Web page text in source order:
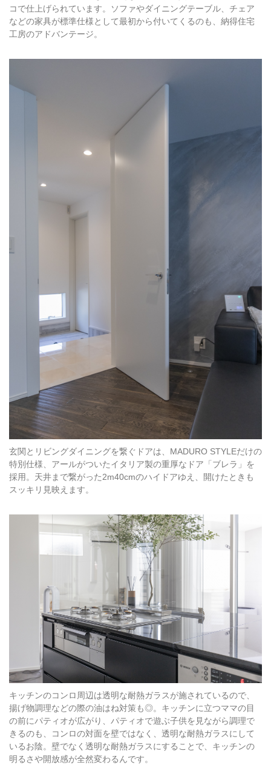
コで仕上げられています。ソファやダイニングテーブル、チェア
などの家具が標準仕様として最初から付いてくるのも、納得住宅
工房のアドバンテージ。
玄関とリビングダイニングを繋ぐドアは、MADURO STYLEだけの
特別仕様、アールがついたイタリア製の重厚なドア「ブレラ」を
採用。天井まで繋がった2m40cmのハイドアゆえ、開けたときも
スッキリ見映えます。
キッチンのコンロ周辺は透明な耐熱ガラスが施されているので、
揚げ物調理などの際の油はね対策も◎。キッチンに立つママの目
の前にパティオが広がり、パティオで遊ぶ子供を見ながら調理で
きるのも、コンロの対面を壁ではなく、透明な耐熱ガラスにして
いるお陰。壁でなく透明な耐熱ガラスにすることで、キッチンの
明るさや開放感が全然変わるんです。